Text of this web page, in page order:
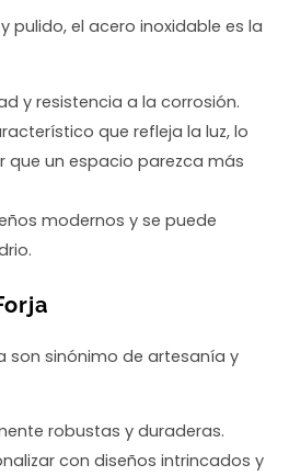
pulido, el acero inoxidable es la
y resistencia a la corrosión.
que refleja la luz, lo
que un espacio parezca más
modernos y se puede
son sinónimo de artesanía y
robustas y duraderas.
con diseños intrincados y